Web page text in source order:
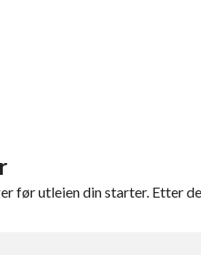
før utleien din starter. Etter